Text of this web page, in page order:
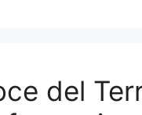
del